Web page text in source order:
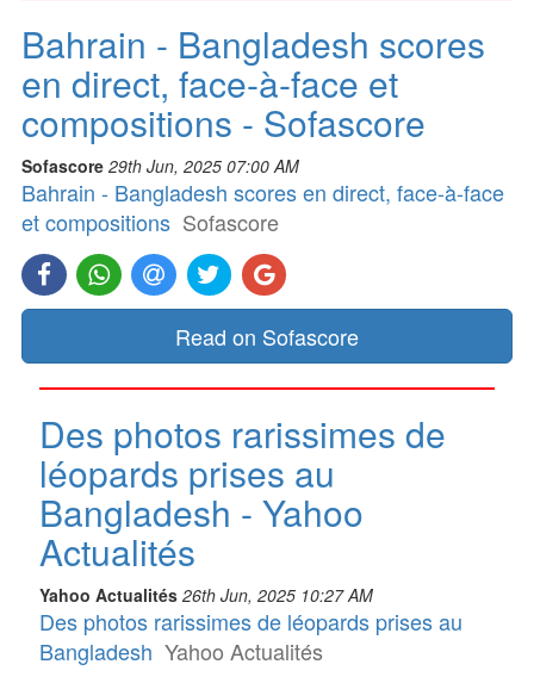
Bahrain - Bangladesh scores
en direct, face-à-face et
compositions - Sofascore
Sofascore 29th Jun, 2025 07:00 AM
Bahrain - Bangladesh scores en direct, face-à-face
et compositions Sofascore
Read on Sofascore
Des photos rarissimes de
léopards prises au
Bangladesh - Yahoo
Actualités
Yahoo Actualités 26th Jun, 2025 10:27 AM
Des photos rarissimes de léopards prises au
Bangladesh Yahoo Actualités